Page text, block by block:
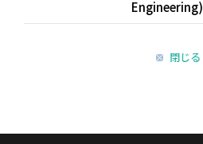
Engineering)
閉じる